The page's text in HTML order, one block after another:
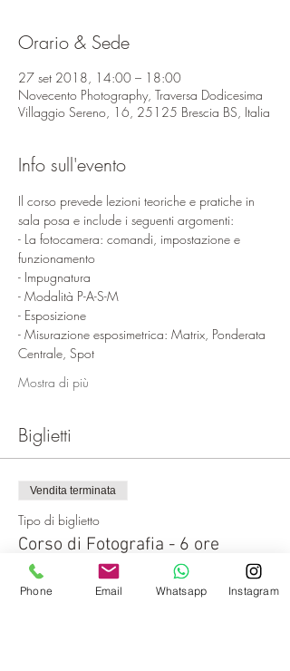
Orario & Sede
27 set 2018, 14:00 – 18:00
Novecento Photography, Traversa Dodicesima
Villaggio Sereno, 16, 25125 Brescia BS, Italia
Info sull'evento
Il corso prevede lezioni teoriche e pratiche in
- La fotocamera: comandi, impostazione e
- Misurazione esposimetrica: Matrix, Ponderata
Mostra di più
Biglietti
Vendita terminata
Tipo di biglietto
Corso di Fotografia - 6 ore
Scopri di più
Phone Email Whatsapp Instagram